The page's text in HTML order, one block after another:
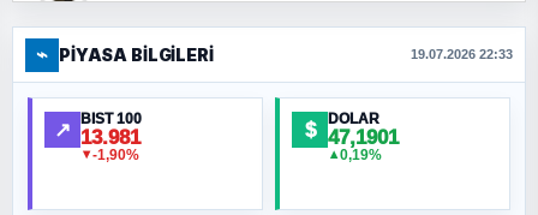
FERHAT BÜYÜKKALKAN
Ankara Zirvesi: NATO Toplantısı mı, Yeni
Ortadoğu Haritasının Provası mı?
⌁ PIYASA BILGILERI 19.07.2026 22:33
↗ BIST 100
13.981
▼-1,90%
$ DOLAR
47,1901
▲0,19%